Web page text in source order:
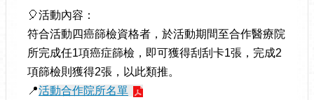
🎈活動內容：
符合活動四癌篩檢資格者，於活動期間至合作醫療院
所完成任1項癌症篩檢，即可獲得刮刮卡1張，完成2
項篩檢則獲得2張，以此類推。
📍活動合作院所名單